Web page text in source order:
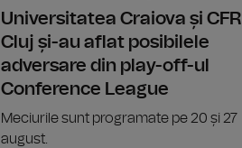
Universitatea Craiova și CFR
Cluj și-au aflat posibilele
adversare din play-off-ul
Conference League
Meciurile sunt programate pe 20 și 27
august.